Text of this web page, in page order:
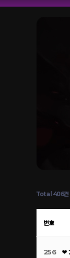
Total 406건
번호
256 ❤